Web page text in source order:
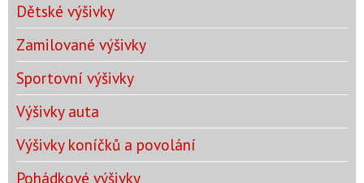
Dětské výšivky
Zamilované výšivky
Sportovní výšivky
Výšivky auta
Výšivky koníčků a povolání
Pohádkové výšivky